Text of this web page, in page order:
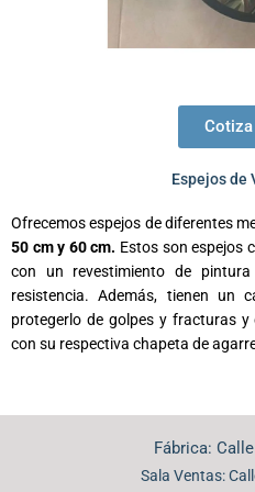
Espejos de
Ofrecemos espejos de diferentes
50 cm y 60 cm. Estos son espejos
con un revestimiento de
resistencia. Además, tienen un
protegerlo de golpes y fracturas
con su respectiva chapeta de
Fábrica:
Sala Ventas: